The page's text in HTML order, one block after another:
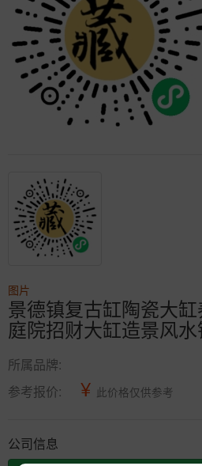
图片
景德镇复古缸陶瓷大
庭院招财大缸造景风
所属品牌:
参考报价:
¥ 此价格仅供参考
公司信息